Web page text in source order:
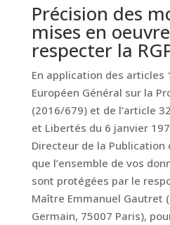
Précision des
mises en
respecter la
En application des articles
Européen Général sur la
(2016/679) et de l’article
et Libertés du 6 janvier
Directeur de la Publication
que l’ensemble de vos
sont protégées par le
Maître Emmanuel Gautret
Germain, 75007 Paris),